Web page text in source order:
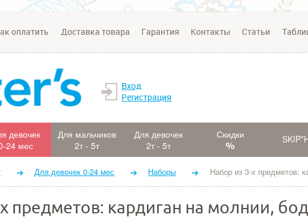
оплатить Доставка товара Гарантия Контакты Статьи
Вход
Регистрация
девочек
24 мес
Для мальчиков
2т - 5т
Для девочек
2т - 5т
Скидки
Для девочек 0-24 мес Наборы Набор из 3-х предметов:
предметов: кардиган на молнии,